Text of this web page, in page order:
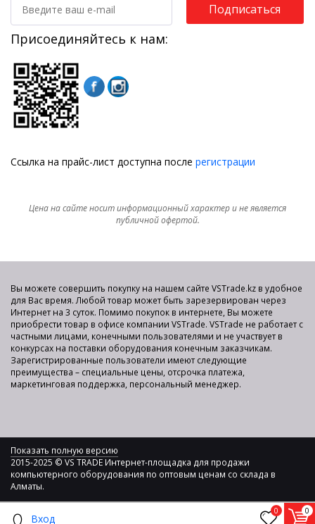
Вход
0 0
Подписаться
Присоединяйтесь к нам:
Ссылка на прайс-лист доступна после регистрации
Цена на сайте носит информационный характер и не является
публичной офертой.
Вы можете совершить покупку на нашем сайте VSTrade.kz в удобное
для Вас время. Любой товар может быть зарезервирован через
Интернет на 3 суток. Помимо покупок в интернете, Вы можете
приобрести товар в офисе компании VSTrade. VSTrade не работает с
частными лицами, конечными пользователями и не участвует в
конкурсах на поставки оборудования конечным заказчикам.
Зарегистрированные пользователи имеют следующие
преимущества – специальные цены, отсрочка платежа,
маркетинговая поддержка, персональный менеджер.
Показать полную версию
2015-2025 © VS TRADE Интернет-площадка для продажи
компьютерного оборудования по оптовым ценам со склада в
Алматы.